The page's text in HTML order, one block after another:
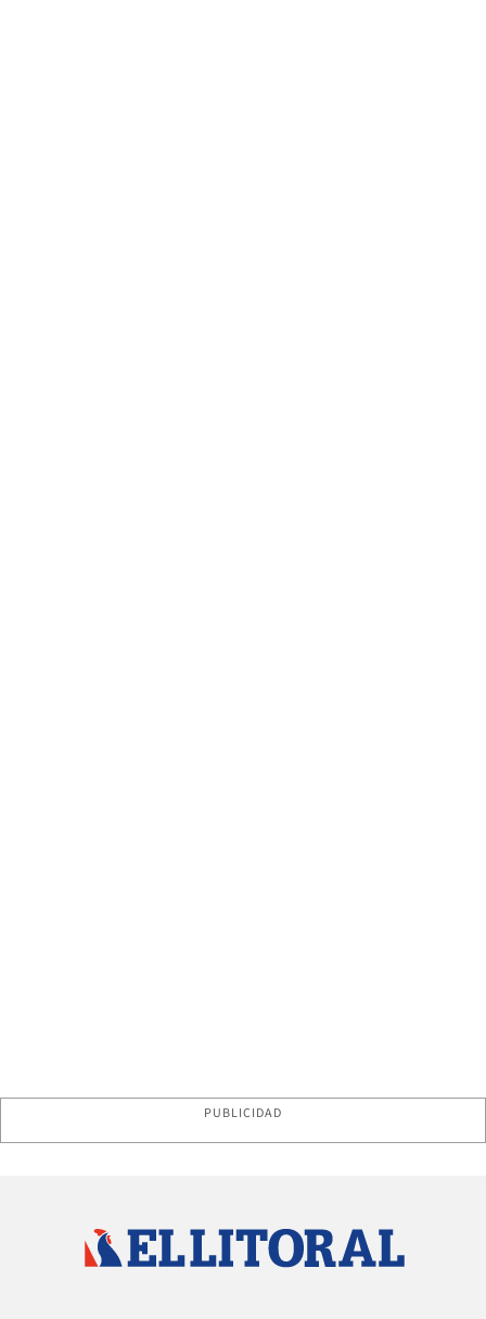
PUBLICIDAD